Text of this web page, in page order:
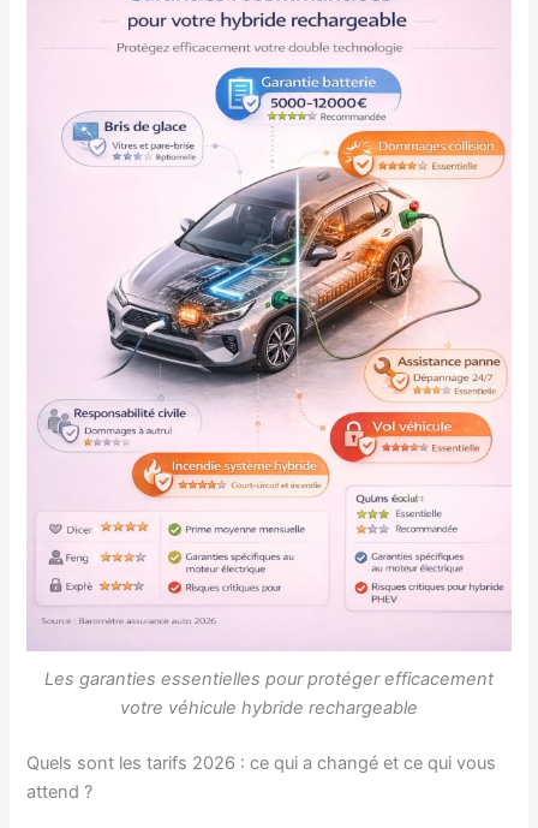
Les garanties essentielles pour protéger efficacement
votre véhicule hybride rechargeable
Quels sont les tarifs 2026 : ce qui a changé et ce qui vous
attend ?